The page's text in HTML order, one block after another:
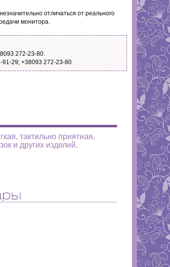
отличаться от реального
монитора.
272-23-80.
91-29; +38093 272-23-80
тактильно приятная,
и других изделий.